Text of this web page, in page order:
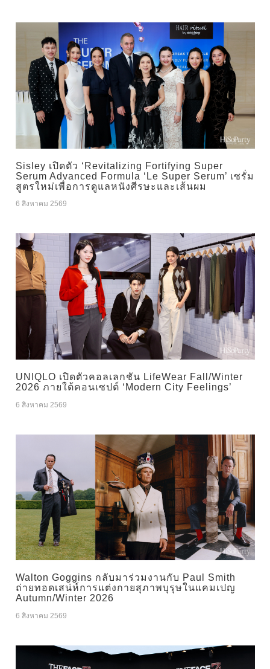
Sisley เปิดตัว ‘Revitalizing Fortifying Super
Serum Advanced Formula ‘Le Super Serum’ เซรั่ม
สูตรใหม่เพื่อการดูแลหนังศีรษะและเส้นผม
6 สิงหาคม 2569
UNIQLO เปิดตัวคอลเลกชัน LifeWear Fall/Winter
2026 ภายใต้คอนเซปต์ ‘Modern City Feelings’
6 สิงหาคม 2569
Walton Goggins กลับมาร่วมงานกับ Paul Smith
ถ่ายทอดเสน่ห์การแต่งกายสุภาพบุรุษในแคมเปญ
Autumn/Winter 2026
6 สิงหาคม 2569